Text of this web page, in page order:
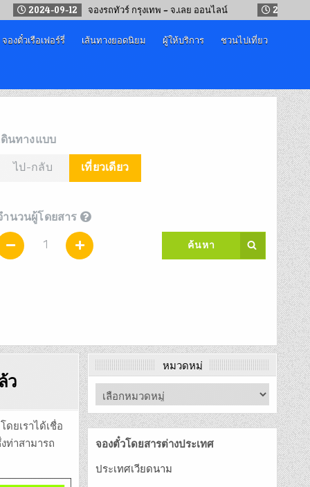
2024-09-12 จองรถทัวร์ กรุงเทพ – จ.เลย ออนไลน์ 2024-
จองตั๋วเรือเฟอร์รี่ เส้นทางยอดนิยม ผู้ให้บริการ ชวนไปเที่ยว
ว
ยเราได้เชื่อ
ท่าสามารถ
หมวดหมู่
จองตั๋วโดยสารต่างประเทศ
ประเทศเวียดนาม